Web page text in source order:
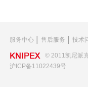
服务中心 售后服务 技术
© 2011凯尼派
沪ICP备11022439号